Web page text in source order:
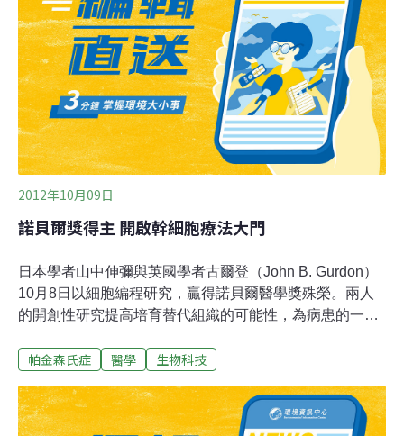
現代醫學與傳統醫學，其中現代醫學指的是不分國界的科
學化醫學，而傳統醫學則相當多樣並且具有在地特色，整
體而言可說是基於傳統知識或信仰的醫學。不論是現代或
傳統醫學，兩者皆需依賴生物多樣性，特別是在藥物生產
方面。儘管如此，當前生物多樣性的流失正影響藥物的開
發與生產，而且在威脅生物多樣性的因子當中，也有
2012年10月09日
諾貝爾獎得主 開啟幹細胞療法大門
日本學者山中伸彌與英國學者古爾登（John B. Gurdon）
10月8日以細胞編程研究，贏得諾貝爾醫學獎殊榮。兩人
的開創性研究提高培育替代組織的可能性，為病患的一大
織，以治療巴金森氏症（Parkinson's）等疾病，並在實驗
種出乎意料簡單的方法，能將成體細胞轉化成原始細胞，
而這些原始細胞反過來也能轉變成多種成體細胞。基本
帕金森氏症 醫學 生物科技